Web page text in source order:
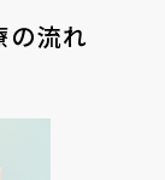
の流れ